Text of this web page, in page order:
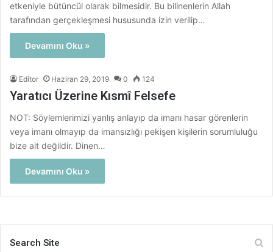
etkeniyle bütüncül olarak bilmesidir. Bu bilinenlerin Allah
tarafından gerçekleşmesi hususunda izin verilip…
Devamını Oku »
Editor Haziran 29, 2019 0 124
Yaratıcı Üzerine Kısmî Felsefe
NOT: Söylemlerimizi yanlış anlayıp da imanı hasar görenlerin
veya imanı olmayıp da imansızlığı pekişen kişilerin sorumluluğu
bize ait değildir. Dinen…
Devamını Oku »
Search Site